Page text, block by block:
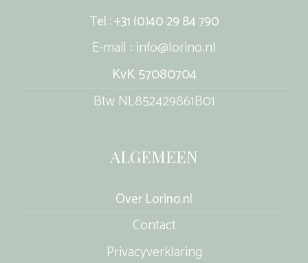
Tel : +31 (0)40 29 84 790
E-mail : info@lorino.nl
KvK 57080704
Btw NL852429861B01
ALGEMEEN
Over Lorino.nl
Contact
Privacyverklaring